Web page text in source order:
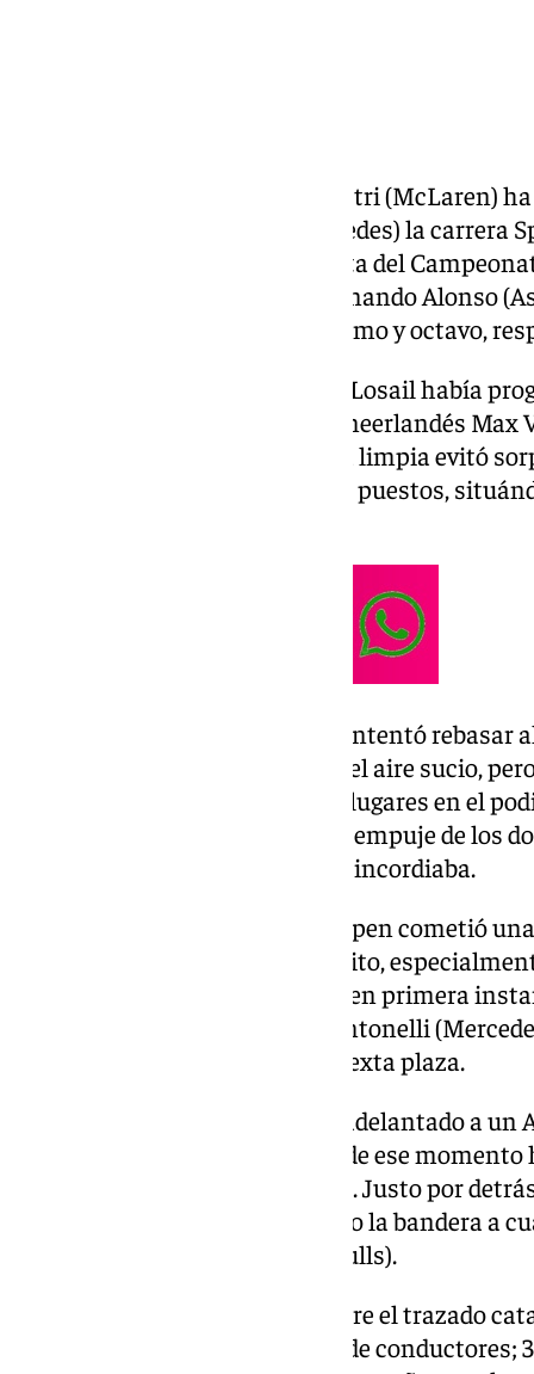
El piloto australiano Oscar Piastri (McLaren)
del inglés George Russell (Mercedes) la carrera
vigesimotercera y penúltima cita del
mientras que los españoles Fernando Alonso
(Williams) han terminado séptimo y octavo,
En el Circuito Internacional de Losail había
expectativa de ver remontar al neerlandés Max
quedó a medias porque la salida limpia evitó
mundo remontó solamente dos puestos,
En la tercera vuelta, ‘Mad Max’ intentó
gracias a su DRS y lidiando con el aire sucio,
Piastri y Russell asentaron sus lugares en el
cedido puestos Alonso frente al empuje de los
japonés Yuki Tsunoda también incordiaba.
Eso sí, el compañero de Verstappen cometió
por exceder los límites del circuito,
penalizado con 5 segundos que en primera
posición con respecto a Kimi Antonelli
infringió lo mismo y ‘bajó’ a la sexta plaza.
Por el camino, Antonelli había adelantado a un
pista en la curva nº16 y que desde ese
quedarse con el séptimo puesto. Justo por
madrileño Carlos Sainz, que bajo la bandera a
francés Isack Hadjar (Racing Bulls).
Tras esta sosa carrera corta sobre el trazado
Norris en su lucha por el título de conductores;